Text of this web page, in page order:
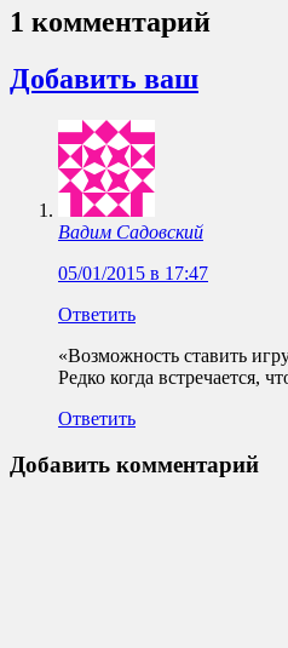
1 комментарий
Добавить ваш
Вадим Садовский
05/01/2015 в 17:47
Ответить
«Возможность ставить
Редко когда встречается,
Ответить
Добавить комментарий